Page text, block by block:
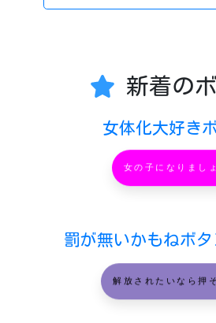
新着の
女体化大好き
女の子になりまし
罰が無いかもねボタ
解放されたいなら押